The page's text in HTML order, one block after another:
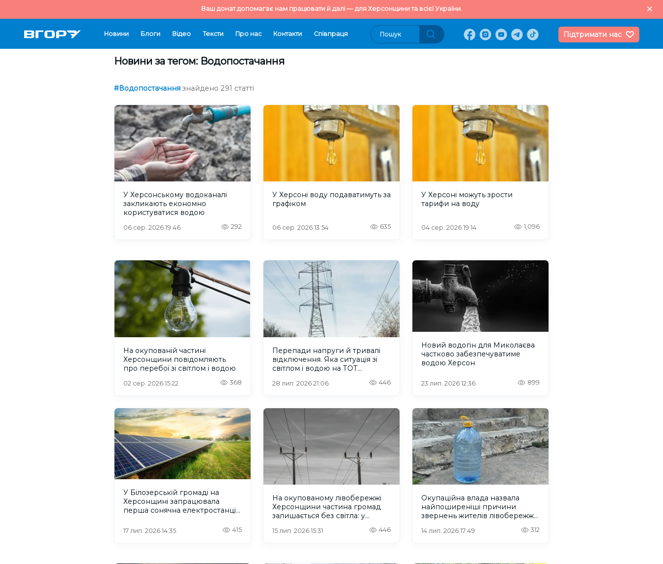
Ваш донат допомагає нам працювати й далі — для Херсонщини та всієї України.
Новини Блоги Відео Тексти Про нас Контакти Cпівпраця Підтримати нас
Новини за тегом: Водопостачання
#Водопостачання знайдено 291 статті
У Херсонському водоканалі
закликають економно
користуватися водою
06 сер. 2026 19:46 292
У Херсоні воду подаватимуть за
графіком
06 сер. 2026 13:54 635
У Херсоні можуть зрости
тарифи на воду
04 сер. 2026 19:14 1,096
На окупованій частині
Херсонщини повідомляють
про перебої зі світлом і водою
02 сер. 2026 15:22 368
Перепади напруги й тривалі
відключення. Яка ситуація зі
світлом і водою на ТОТ
28 лип. 2026 21:06 446
Новий водогін для Миколаєва
частково забезпечуватиме
водою Херсон
23 лип. 2026 12:36 899
У Білозерській громаді на
Херсонщині запрацювала
перша сонячна електростанція
17 лип. 2026 14:35 415
На окупованому лівобережжі
Херсонщини частина громад
залишається без світла: у
створила штаб
15 лип. 2026 15:31 446
Окупаційна влада назвала
найпоширеніші причини
звернень жителів лівобережжя
14 лип. 2026 17:49 312